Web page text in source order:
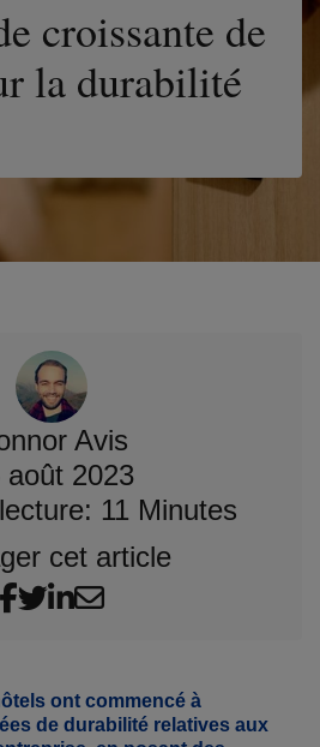
croissante de
la durabilité
Avis
août 2023
11 Minutes
cet article
ont commencé à
de durabilité relatives aux